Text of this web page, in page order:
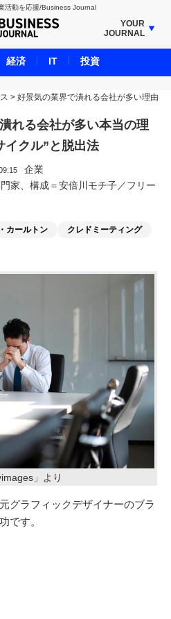
活動を応援/Business Journal
YOUR
JOURNAL
JOURNAL
JOURNAL
CREDITS JOURNAL
MANAGEMENT JOURNAL
JOURNAL
> 好景気の業界で潰れる会社が多い理由
れる会社が多い本当の理
クル”と脱出法
企業
家、構成＝安倍川モチ子／フリー
カールトン クレドミーティング
」より
グラフィックデザイナーのブラ
です。
経済 IT 投資